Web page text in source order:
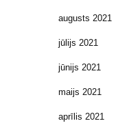
augusts 2021
jūlijs 2021
jūnijs 2021
maijs 2021
aprīlis 2021